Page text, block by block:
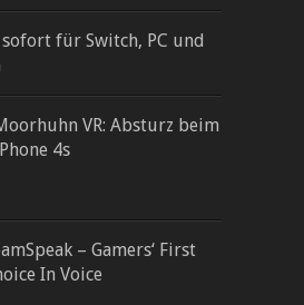
sofort für Switch, PC und
VR: Absturz beim
4s
– Gamers‘ First
In Voice